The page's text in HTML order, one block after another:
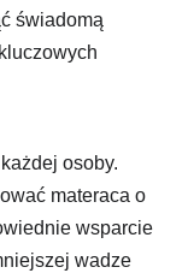
świadomą
osoby.
materaca o
wsparcie
wadze